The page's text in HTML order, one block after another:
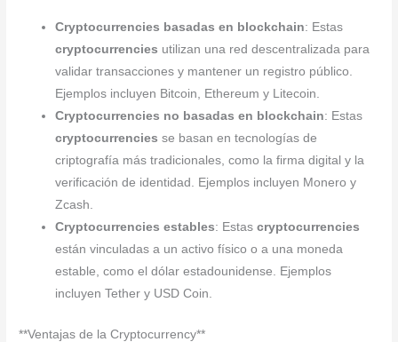
Cryptocurrencies basadas en blockchain: Estas
cryptocurrencies utilizan una red descentralizada para
validar transacciones y mantener un registro público.
Ejemplos incluyen Bitcoin, Ethereum y Litecoin.
Cryptocurrencies no basadas en blockchain: Estas
cryptocurrencies se basan en tecnologías de
criptografía más tradicionales, como la firma digital y la
verificación de identidad. Ejemplos incluyen Monero y
Zcash.
Cryptocurrencies estables: Estascryptocurrencies
están vinculadas a un activo físico o a una moneda
estable, como el dólar estadounidense. Ejemplos
incluyen Tether y USD Coin.
**Ventajas de la Cryptocurrency**